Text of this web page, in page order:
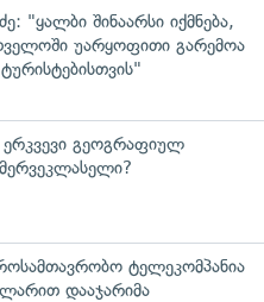
"ყალბი შინაარსი იქმნება,
უარყოფითი გარემოა
ერკვევი გეოგრაფიულ
ტელეკომპანია
დააჯარიმა